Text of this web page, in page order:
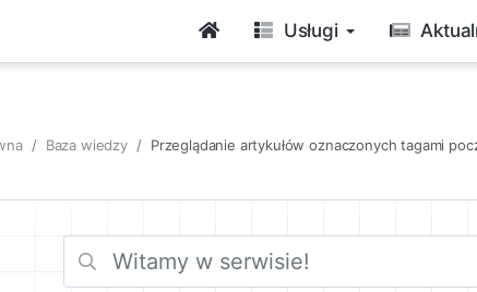
Usługi
Baza wiedzy Przeglądanie artykułów oznaczonych tagami